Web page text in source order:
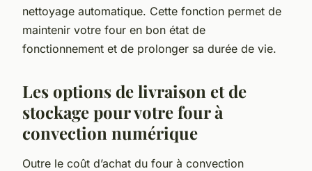
nettoyage automatique. Cette fonction permet de
maintenir votre four en bon état de
fonctionnement et de prolonger sa durée de vie.
Les options de livraison et de
stockage pour votre four à
convection numérique
Outre le coût d’achat du four à convection